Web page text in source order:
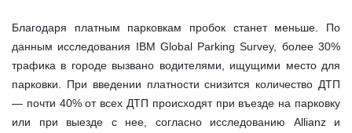
Благодаря платным парковкам пробок станет меньше. По
данным исследования IBM Global Parking Survey, более 30%
трафика в городе вызвано водителями, ищущими место для
парковки. При введении платности снизится количество ДТП
— почти 40% от всех ДТП происходят при въезде на парковку
или при выезде с нее, согласно исследованию Allianz и